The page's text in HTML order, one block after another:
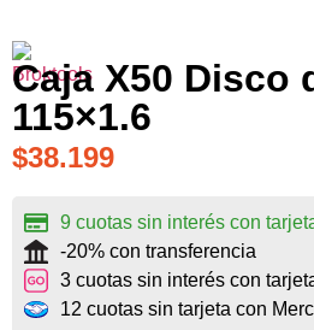
Caja X50 Disco
115×1.6
$38.199
9 cuotas sin interés con
-20% con transferencia
3 cuotas sin interés con
12 cuotas sin tarjeta con